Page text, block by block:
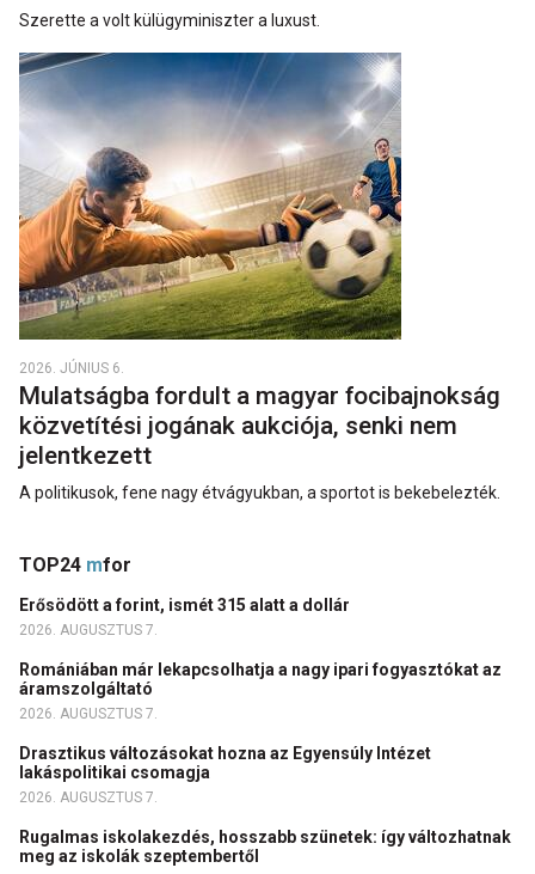
Szerette a volt külügyminiszter a luxust.
2026. JÚNIUS 6.
Mulatságba fordult a magyar focibajnokság
közvetítési jogának aukciója, senki nem
jelentkezett
A politikusok, fene nagy étvágyukban, a sportot is bekebelezték.
TOP24 mfor
Erősödött a forint, ismét 315 alatt a dollár
2026. AUGUSZTUS 7.
Romániában már lekapcsolhatja a nagy ipari fogyasztókat az
áramszolgáltató
2026. AUGUSZTUS 7.
Drasztikus változásokat hozna az Egyensúly Intézet
lakáspolitikai csomagja
2026. AUGUSZTUS 7.
Rugalmas iskolakezdés, hosszabb szünetek: így változhatnak
meg az iskolák szeptembertől